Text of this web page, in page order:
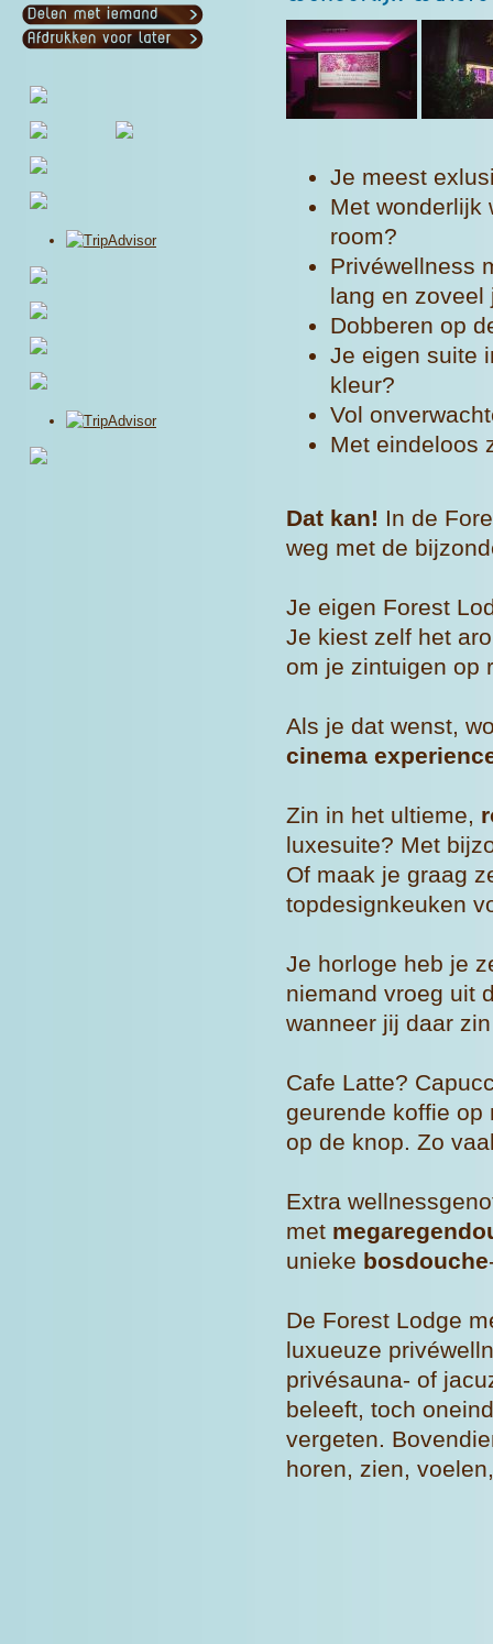
Je meest
Met wonderlijk
room?
Privéwellness
lang en zoveel
Dobberen op
Je eigen suite
kleur?
Vol
Met eindeloos
Dat kan! In de
weg met de
Je eigen Forest
Je kiest zelf het
om je zintuigen op
Als je dat wenst,
cinema
Zin in het ultieme,
luxesuite? Met
Of maak je graag
topdesignkeuken
Je horloge heb je
niemand vroeg uit
wanneer jij daar
Cafe Latte?
geurende koffie op
op de knop. Zo
Extra
met
unieke bosdouche
De Forest Lodge
luxueuze
privésauna- of
beleeft, toch
vergeten.
horen, zien,